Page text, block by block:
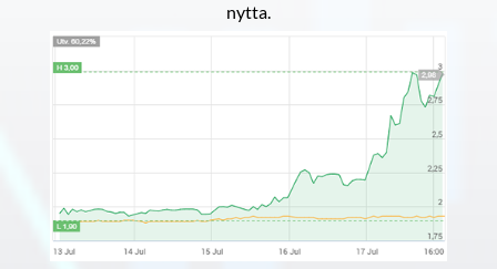
nytta.